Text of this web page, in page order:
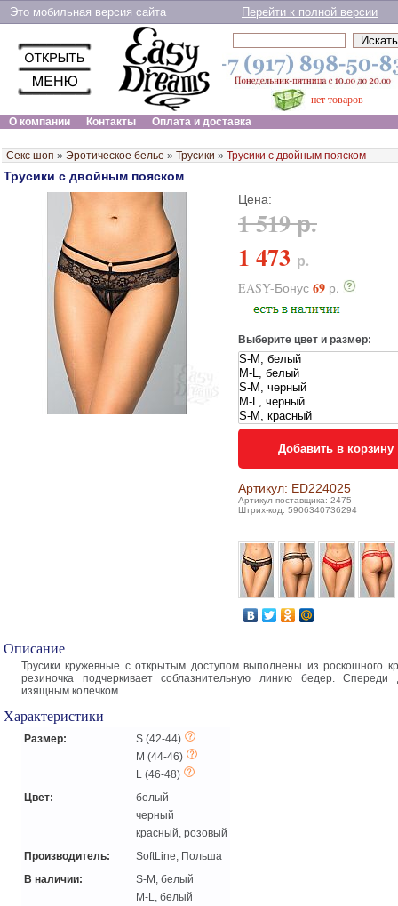
Это мобильная версия сайта Перейти к полной версии
нет товаров
О компании
Контакты Оплата и доставка
Секс шоп » Эротическое белье » Трусики » Трусики с двойным пояском
Трусики с двойным пояском
Цена:
1 519 р.
1 473 р.
EASY-Бонус 69 р.
Выберите цвет и размер:
Добавить в корзину
Артикул: ED224025
Артикул поставщика: 2475
Штрих-код: 5906340736294
Описание
Трусики кружевные с открытым доступом выполнены из роскошного
резиночка подчеркивает соблазнительную линию бедер. Спереди
изящным колечком.
Характеристики
Размер:
S (42-44)
M (44-46)
L (46-48)
Цвет:
белый
черный
красный, розовый
Производитель:
SoftLine, Польша
В наличии:
S-M, белый
M-L, белый